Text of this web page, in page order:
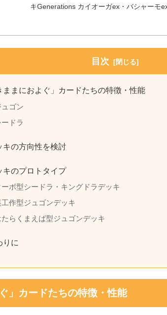
キGenerations カイオーガex・バシャーモ
目次
ままにおよぐ」カードたちの特徴・性能
ュゴン
ードラ
キの方向性を検討
キのプロトタイプ
ーボ型シードラ・キングドラデッキ
工作型ジュゴンデッキ
たらくまえば型ジュゴンデッキ
りに
」カードたちの特徴・性能